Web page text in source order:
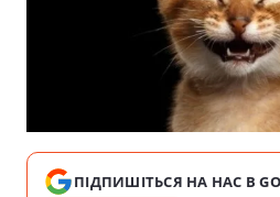
ПІДПИШІТЬСЯ НА НАС В